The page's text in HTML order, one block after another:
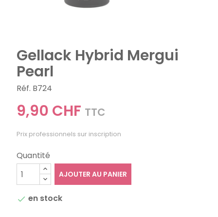
Gellack Hybrid Mergui
Pearl
Réf. B724
9,90 CHF TTC
Prix professionnels sur inscription
Quantité
AJOUTER AU PANIER
 en stock